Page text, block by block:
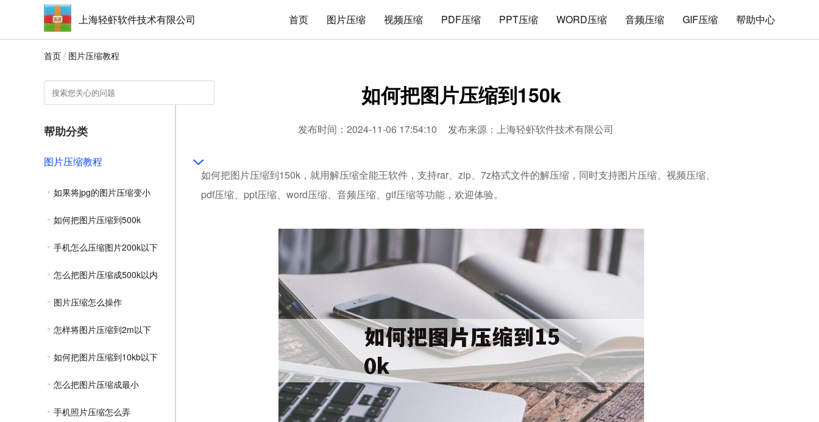
上海轻虾软件技术有限公司 首页 图片压缩 视频压缩 PDF压缩 PPT压缩 WORD压缩 音频压缩 GIF压缩 帮助中心
首页 / 图片压缩教程
帮助分类
图片压缩教程
如果将jpg的图片压缩变小
如何把图片压缩到500k
手机怎么压缩图片200k以下
怎么把图片压缩成500k以内
图片压缩怎么操作
怎样将图片压缩到2m以下
如何把图片压缩到10kb以下
怎么把图片压缩成最小
手机照片压缩怎么弄
如何把图片压缩到150k
发布时间：2024-11-06 17:54:10 发布来源：上海轻虾软件技术有限公司
如何把图片压缩到150k，就用解压缩全能王软件，支持rar、zip、7z格式文件的解压缩，同时支持图片压缩、视频压缩、
pdf压缩、ppt压缩、word压缩、音频压缩、gif压缩等功能，欢迎体验。